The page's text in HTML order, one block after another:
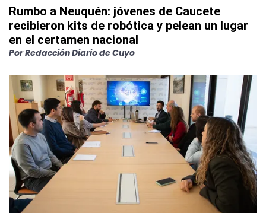
Rumbo a Neuquén: jóvenes de Caucete
recibieron kits de robótica y pelean un lugar
en el certamen nacional
PorRedacción Diario de Cuyo